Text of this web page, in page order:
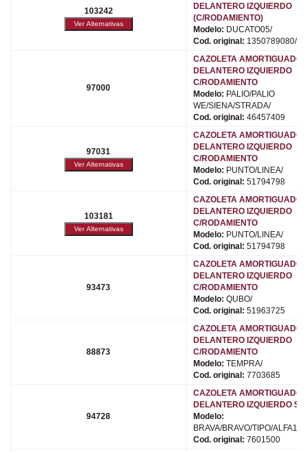
103242
DELANTERO IZQUIERDO
(C/RODAMIENTO)
Modelo: DUCATO05/
Cod. original: 1350789080/
97000
CAZOLETA
DELANTERO IZQUIERDO
C/RODAMIENTO
Modelo: PALIO/PALIO
WE/SIENA/STRADA/
Cod. original: 46457409
97031
CAZOLETA
DELANTERO IZQUIERDO
C/RODAMIENTO
Modelo: PUNTO/LINEA/
Cod. original: 51794798
103181
CAZOLETA
DELANTERO IZQUIERDO
C/RODAMIENTO
Modelo: PUNTO/LINEA/
Cod. original: 51794798
93473
CAZOLETA
DELANTERO IZQUIERDO
C/RODAMIENTO
Modelo: QUBO/
Cod. original: 51963725
88873
CAZOLETA
DELANTERO IZQUIERDO
C/RODAMIENTO
Modelo: TEMPRA/
Cod. original: 7703685
94728
CAZOLETA
DELANTERO IZQUIERDO
Modelo:
BRAVA/BRAVO/TIPO/
Cod. original: 7601500